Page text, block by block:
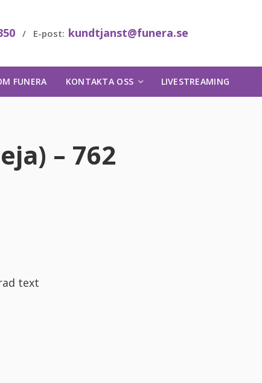
/ E-post: kundtjanst@funera.se
FUNERA KONTAKTA OSS LIVESTREAMING
– 762
text